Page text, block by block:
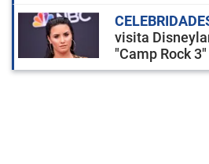
visita
"Camp Rock 3"